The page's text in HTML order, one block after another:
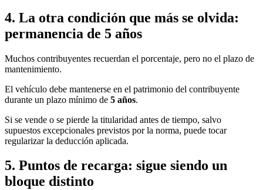
4. La otra condición que más se olvida:
permanencia de 5 años
Muchos contribuyentes recuerdan el porcentaje, pero no el plazo de
mantenimiento.
El vehículo debe mantenerse en el patrimonio del contribuyente
durante un plazo mínimo de 5 años.
Si se vende o se pierde la titularidad antes de tiempo, salvo
supuestos excepcionales previstos por la norma, puede tocar
regularizar la deducción aplicada.
5. Puntos de recarga: sigue siendo un
bloque distinto